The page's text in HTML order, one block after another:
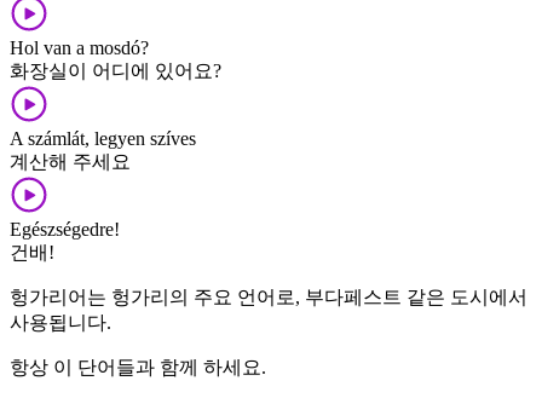
Hol van a mosdó?
화장실이 어디에 있어요?
A számlát, legyen szíves
계산해 주세요
Egészségedre!
건배!
헝가리어는 헝가리의 주요 언어로, 부다페스트 같은 도시에서
사용됩니다.
항상 이 단어들과 함께 하세요.